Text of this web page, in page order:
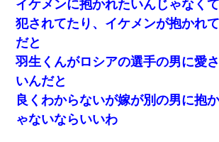
イケメンに抱かれたいんじゃなく
犯されてたり、イケメンが抱かれ
だと
羽生くんがロシアの選手の男に愛
いんだと
良くわからないが嫁が別の男に抱
ゃないならいいわ